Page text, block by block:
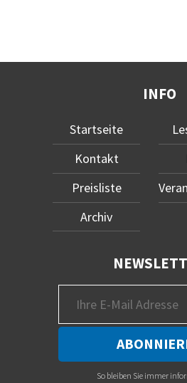
INFO
Startseite
Kontakt
Preisliste
Archiv
So bleiben Sie immer